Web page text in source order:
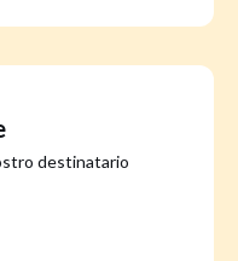
destinatario